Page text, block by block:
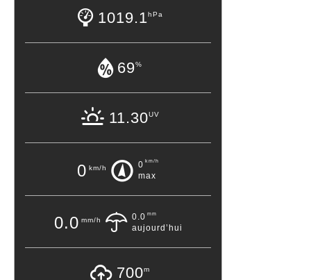
1019.1hPa
69%
11.30UV
0 km/h 0 km/h
max
0.0 mm/h 0.0 mm
aujourd’hui
700m